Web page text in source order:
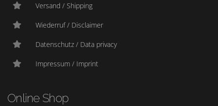
Versand / Shipping
Wiederruf / Disclaimer
Datenschutz / Data privacy
Impressum / Imprint
Online Shop